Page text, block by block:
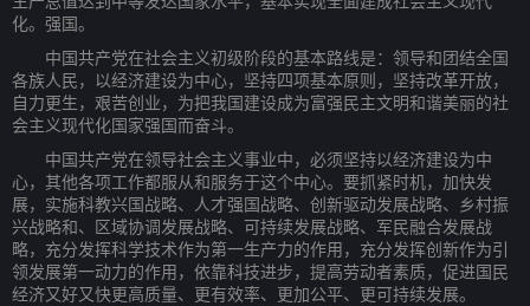
化。强国。
中国共产党在社会主义初级阶段的基本路线是：领导和团结全国
各族人民，以经济建设为中心，坚持四项基本原则，坚持改革开放，
自力更生，艰苦创业，为把我国建设成为富强民主文明和谐美丽的社
会主义现代化国家强国而奋斗。
中国共产党在领导社会主义事业中，必须坚持以经济建设为中
心，其他各项工作都服从和服务于这个中心。要抓紧时机，加快发
展，实施科教兴国战略、人才强国战略、创新驱动发展战略、乡村振
兴战略和、区域协调发展战略、可持续发展战略、军民融合发展战
略，充分发挥科学技术作为第一生产力的作用，充分发挥创新作为引
领发展第一动力的作用，依靠科技进步，提高劳动者素质，促进国民
经济又好又快更高质量、更有效率、更加公平、更可持续发展。